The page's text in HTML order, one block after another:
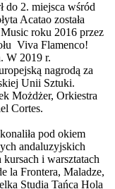
do 2. miejsca wśród
Acatao została
roku 2016 przez
Viva Flamenco!
W 2019 r.
nagrodą za
Unii Sztuki.
Możdżer, Orkiestra
Cortes.
pod okiem
andaluzyjskich
i warsztatach
la Frontera, Maladze,
Studia Tańca Hola